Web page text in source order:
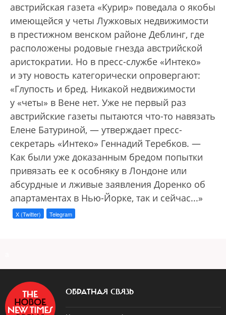
австрийская газета «Курир» поведала о якобы
имеющейся у четы Лужковых недвижимости
в престижном венском районе Деблинг, где
расположены родовые гнезда австрийской
аристократии. Но в пресс-службе «Интеко»
и эту новость категорически опровергают:
«Глупость и бред. Никакой недвижимости
у «четы» в Вене нет. Уже не первый раз
австрийские газеты пытаются что-то навязать
Елене Батуриной, — утверждает пресс-
секретарь «Интеко» Геннадий Теребков. —
Как были уже доказанным бредом попытки
привязать ее к особняку в Лондоне или
абсурдные и лживые заявления Доренко об
апартаментах в Нью-Йорке, так и сейчас...»
X (Twitter) Telegram
ОБРАТНАЯ СВЯЗЬ